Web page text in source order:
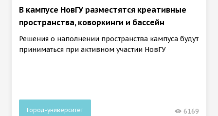
В кампусе НовГУ разместятся креативные
пространства, коворкинги и бассейн
Решения о наполнении пространства кампуса будут
приниматься при активном участии НовГУ
Город-университет 6169